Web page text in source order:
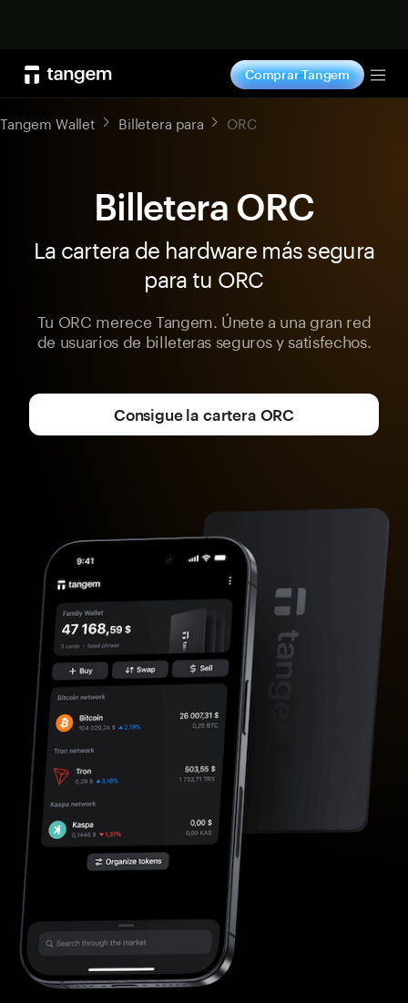
Comprar Tangem
Tangem Wallet Billetera para ORC
Billetera ORC
La cartera de hardware más segura
para tu ORC
Tu ORC merece Tangem. Únete a una gran red
de usuarios de billeteras seguros y satisfechos.
Consigue la cartera ORC